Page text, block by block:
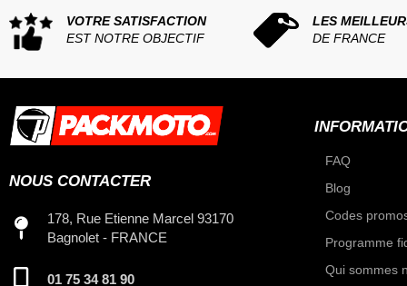
VOTRE SATISFACTION
EST NOTRE OBJECTIF
LES
DE FRANCE
NOUS CONTACTER
178, Rue Etienne Marcel 93170
Bagnolet - FRANCE
01 75 34 81 90
FAQ
Blog
Codes
Programme
Qui sommes